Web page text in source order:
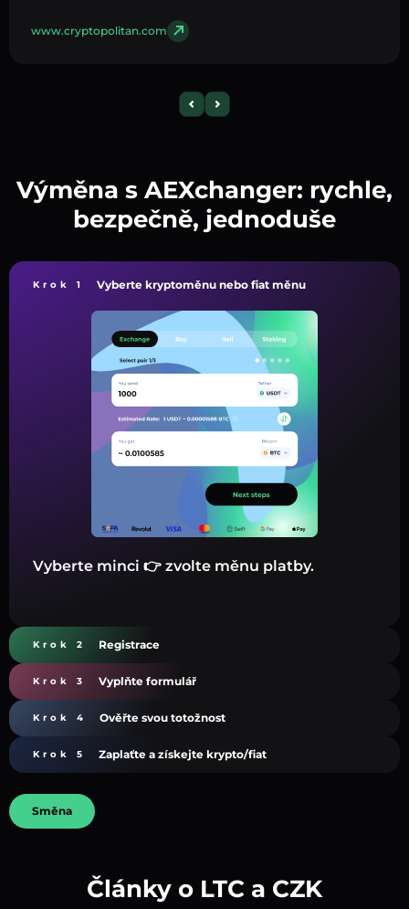
www.cryptopolitan.com
Výměna s AEXchanger: rychle,
bezpečně, jednoduše
Krok 1 Vyberte kryptoměnu nebo fiat měnu
Vyberte minci 👉 zvolte měnu platby.
Krok 2 Registrace
Krok 3 Vyplňte formulář
Krok 4 Ověřte svou totožnost
Krok 5 Zaplaťte a získejte krypto/fiat
Směna
Články o LTC a CZK